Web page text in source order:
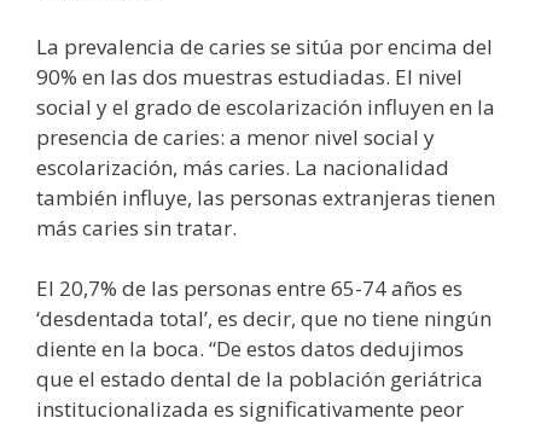
La prevalencia de caries se sitúa por encima del
90% en las dos muestras estudiadas. El nivel
social y el grado de escolarización influyen en la
presencia de caries: a menor nivel social y
escolarización, más caries. La nacionalidad
también influye, las personas extranjeras tienen
más caries sin tratar.
El 20,7% de las personas entre 65-74 años es
‘desdentada total’, es decir, que no tiene ningún
diente en la boca. “De estos datos dedujimos
que el estado dental de la población geriátrica
institucionalizada es significativamente peor